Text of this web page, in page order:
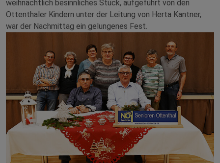
weihnachtlich besinnliches Stück, aufgeführt von den
Ottenthaler Kindern unter der Leitung von Herta Kantner,
war der Nachmittag ein gelungenes Fest.